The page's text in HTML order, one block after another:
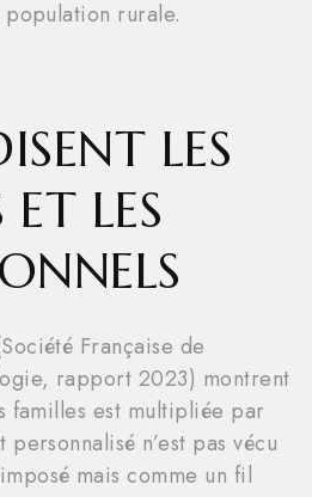
rurale.
LES
LES
Française de
rapport 2023) montrent
familles est multipliée par
n’est pas vécu
mais comme un fil